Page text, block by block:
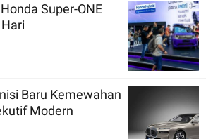
Super-ONE
Baru Kemewahan
Modern